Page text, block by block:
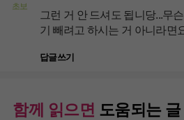
초보
그런 거 안 드셔도 됩니당...무
기 빼려고 하시는 거 아니라면
답글쓰기
함께 읽으면 도움되는 글